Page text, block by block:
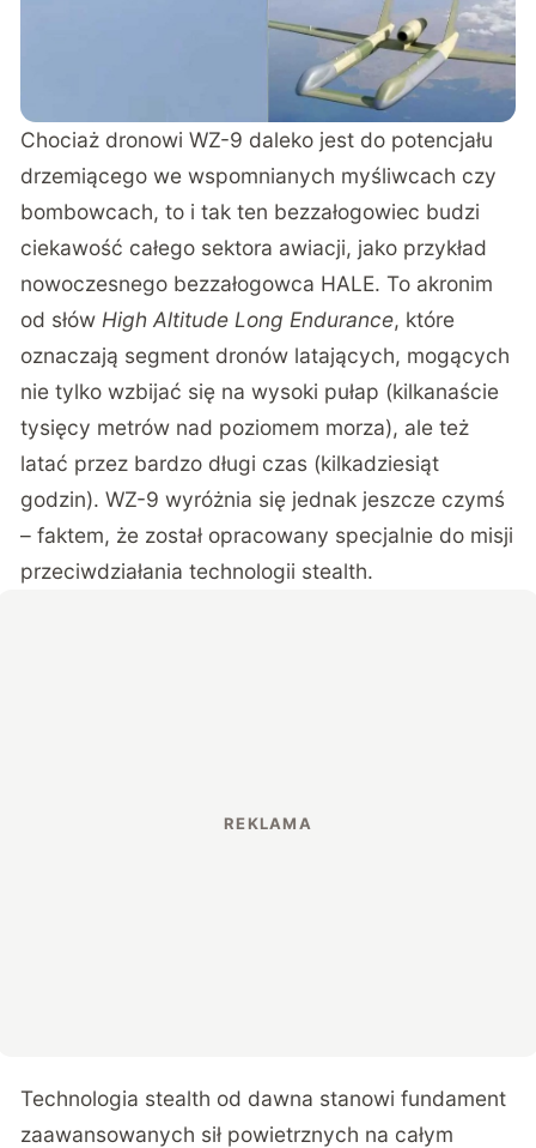
Chociaż dronowi WZ-9 daleko jest do potencjału
drzemiącego we wspomnianych myśliwcach czy
bombowcach, to i tak ten bezzałogowiec budzi
ciekawość całego sektora awiacji, jako przykład
nowoczesnego bezzałogowca HALE. To akronim
od słów High Altitude Long Endurance, które
oznaczają segment dronów latających, mogących
nie tylko wzbijać się na wysoki pułap (kilkanaście
tysięcy metrów nad poziomem morza), ale też
latać przez bardzo długi czas (kilkadziesiąt
godzin). WZ-9 wyróżnia się jednak jeszcze czymś
– faktem, że został opracowany specjalnie do misji
przeciwdziałania technologii stealth.
Technologia stealth od dawna stanowi fundament
zaawansowanych sił powietrznych na całym